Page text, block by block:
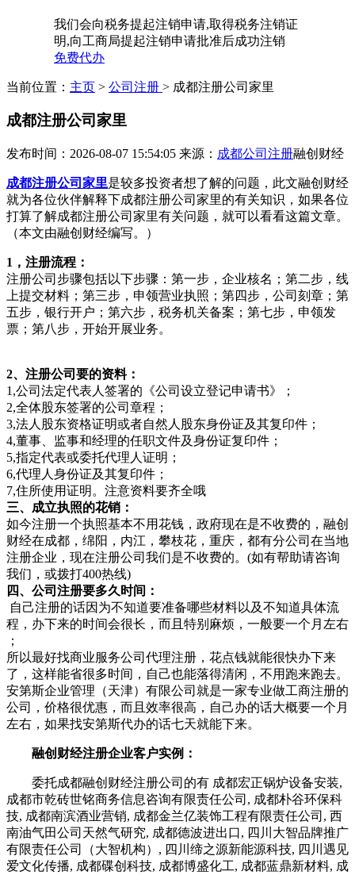
我们会向税务提起注销申请,取得税务注销证
明,向工商局提起注销申请批准后成功注销
免费代办
当前位置： 主页 > 公司注册 > 成都注册公司家里
成都注册公司家里
发布时间：2026-08-07 15:54:05 来源： 成都公司注册融创财经
成都注册公司家里是较多投资者想了解的问题，此文融创财经
就为各位伙伴解释下成都注册公司家里的有关知识，如果各位
打算了解成都注册公司家里有关问题，就可以看看这篇文章。
（本文由融创财经编写。）
1，注册流程：
注册公司步骤包括以下步骤：第一步，企业核名；第二步，线
上提交材料；第三步，申领营业执照；第四步，公司刻章；第
五步，银行开户；第六步，税务机关备案；第七步，申领发
票；第八步，开始开展业务。
2、注册公司要的资料：
1,公司法定代表人签署的《公司设立登记申请书》；
2,全体股东签署的公司章程；
3,法人股东资格证明或者自然人股东身份证及其复印件；
4,董事、监事和经理的任职文件及身份证复印件；
5,指定代表或委托代理人证明；
6,代理人身份证及其复印件；
7,住所使用证明。注意资料要齐全哦
三、成立执照的花销：
如今注册一个执照基本不用花钱，政府现在是不收费的，融创
财经在成都，绵阳，内江，攀枝花，重庆，都有分公司在当地
注册企业，现在注册公司我们是不收费的。(如有帮助请咨询
我们，或拨打400热线)
四、公司注册要多久时间：
自己注册的话因为不知道要准备哪些材料以及不知道具体流
程，办下来的时间会很长，而且特别麻烦，一般要一个月左右
；
所以最好找商业服务公司代理注册，花点钱就能很快办下来
了，这样能省很多时间，自己也能落得清闲，不用跑来跑去。
安第斯企业管理（天津）有限公司就是一家专业做工商注册的
公司，价格很优惠，而且效率很高，自己办的话大概要一个月
左右，如果找安第斯代办的话七天就能下来。
融创财经注册企业客户实例：
委托成都融创财经注册公司的有 成都宏正锅炉设备安装,
成都市乾砖世铭商务信息咨询有限责任公司, 成都朴谷环保科
技, 成都南滨酒业营销, 成都金兰亿装饰工程有限责任公司, 西
南油气田公司天然气研究, 成都德波进出口, 四川大智品牌推广
有限责任公司（大智机构）, 四川缔之源新能源科技, 四川遇见
爱文化传播, 成都碟创科技, 成都博盛化工, 成都蓝鼎新材料, 成